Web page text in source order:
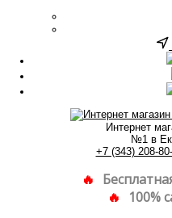
Интернет
№1 в
+7 (343) 208-
100%